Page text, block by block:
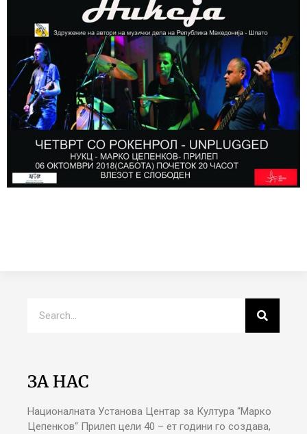
ЗА НАС
Националната Установа Центар за Култура “Марко
Цепенков“ Прилеп цели 40 – ет години го создава,